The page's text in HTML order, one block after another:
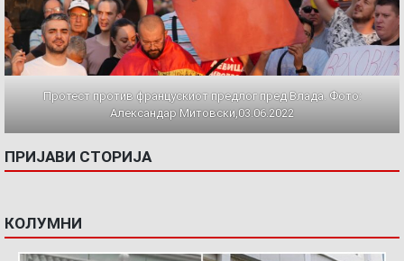
Протест против францускиот предлог пред Влада. Фото:
Александар Митовски,03.06.2022
ПРИЈАВИ СТОРИЈА
КОЛУМНИ